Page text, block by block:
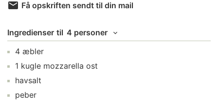
Få opskriften sendt til din mail
Ingredienser til 4 personer
4 æbler
1 kugle mozzarella ost
havsalt
peber